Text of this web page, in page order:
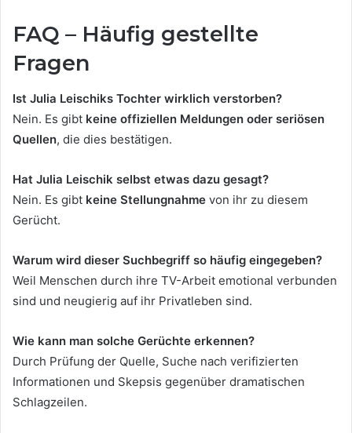
FAQ – Häufig gestellte
Fragen
Ist Julia Leischiks Tochter wirklich verstorben?
Nein. Es gibt keine offiziellen Meldungen oder seriösen
Quellen, die dies bestätigen.
Hat Julia Leischik selbst etwas dazu gesagt?
Nein. Es gibt keine Stellungnahme von ihr zu diesem
Gerücht.
Warum wird dieser Suchbegriff so häufig eingegeben?
Weil Menschen durch ihre TV-Arbeit emotional verbunden
sind und neugierig auf ihr Privatleben sind.
Wie kann man solche Gerüchte erkennen?
Durch Prüfung der Quelle, Suche nach verifizierten
Informationen und Skepsis gegenüber dramatischen
Schlagzeilen.